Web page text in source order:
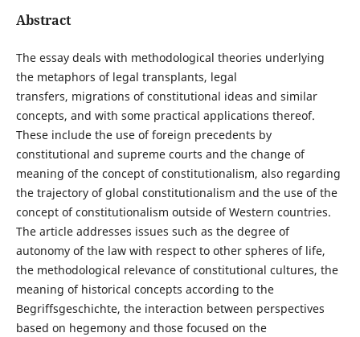
Abstract
The essay deals with methodological theories underlying
the metaphors of legal transplants, legal
transfers, migrations of constitutional ideas and similar
concepts, and with some practical applications thereof.
These include the use of foreign precedents by
constitutional and supreme courts and the change of
meaning of the concept of constitutionalism, also regarding
the trajectory of global constitutionalism and the use of the
concept of constitutionalism outside of Western countries.
The article addresses issues such as the degree of
autonomy of the law with respect to other spheres of life,
the methodological relevance of constitutional cultures, the
meaning of historical concepts according to the
Begriffsgeschichte, the interaction between perspectives
based on hegemony and those focused on the